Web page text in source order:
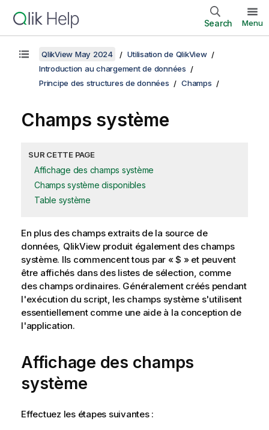
Search Menu
QlikView May 2024
Utilisation de QlikView
Introduction au chargement de données
Principe des structures de données
Champs
Champs système
SUR CETTE PAGE
Affichage des champs système
Champs système disponibles
Table système
En plus des champs extraits de la source de
données, QlikView produit également des champs
système. Ils commencent tous par « $ » et peuvent
être affichés dans des listes de sélection, comme
des champs ordinaires. Généralement créés pendant
l'exécution du script, les champs système s'utilisent
essentiellement comme une aide à la conception de
l'application.
Affichage des champs
système
Effectuez les étapes suivantes :